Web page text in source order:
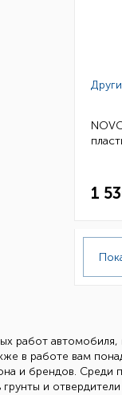
1
работ
в работе вам
и брендов.
грунты и